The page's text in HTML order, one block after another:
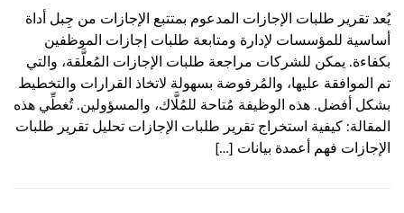
يُعد تقرير طلبات الإجازات المدعوم بمتتبع الإجازات من جِبل أداة
أساسية للمؤسسات لإدارة ومتابعة طلبات إجازات الموظفين
بكفاءة. يمكن للشركات مراجعة طلبات الإجازات المُعلَّقة، والتي
تم الموافقة عليها، والمُرفوضة بسهولة لاتخاذ القرارات والتخطيط
بشكل أفضل. هذه الوظيفة مُتاحة للمُلَّاك، والمسؤولين. تُغطِّي هذه
المقالة: كيفية استخراج تقرير طلبات الإجازات تحليل تقرير طلبات
الإجازات فهم أعمدة بيانات […]